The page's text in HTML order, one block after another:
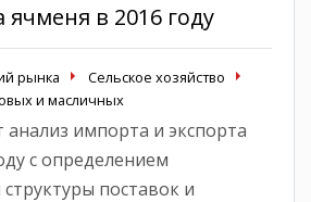
в 2016 году
рынка
Сельское хозяйство
и масличных
импорта и экспорта
с определением
поставок и